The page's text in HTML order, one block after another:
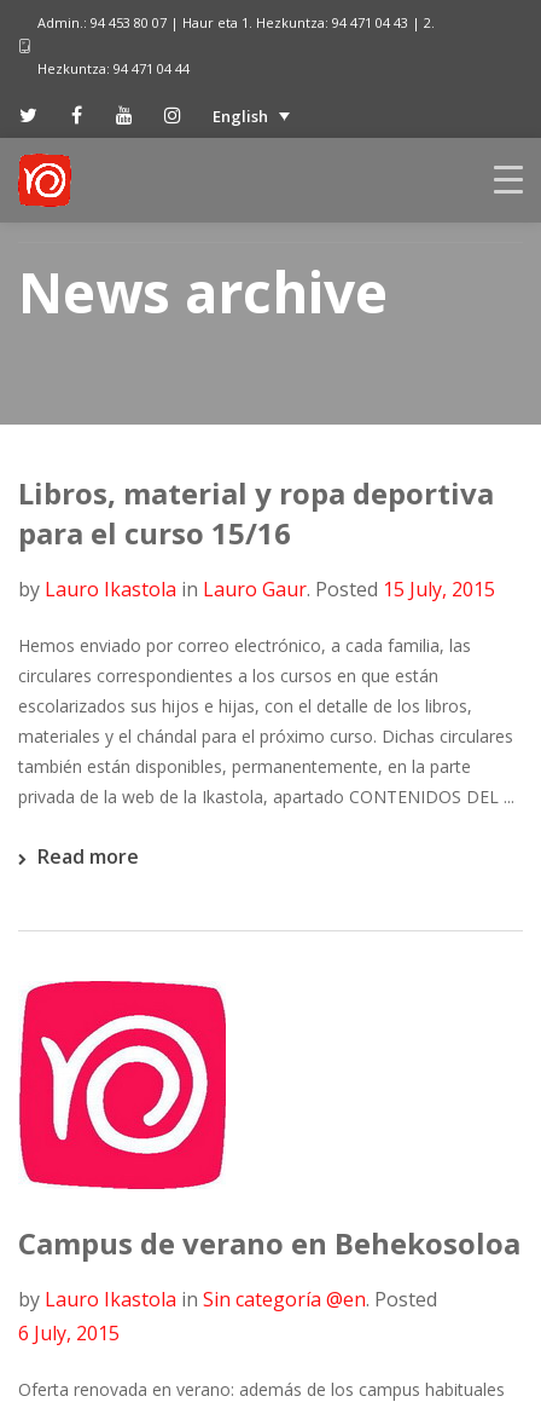
Admin.: 94 453 80 07 | Haur eta 1. Hezkuntza: 94 471 04 43 | 2.
Hezkuntza: 94 471 04 44
English
News archive
Libros, material y ropa deportiva
para el curso 15/16
by Lauro Ikastola in Lauro Gaur. Posted 15 July, 2015
Hemos enviado por correo electrónico, a cada familia, las
circulares correspondientes a los cursos en que están
escolarizados sus hijos e hijas, con el detalle de los libros,
materiales y el chándal para el próximo curso. Dichas circulares
también están disponibles, permanentemente, en la parte
privada de la web de la Ikastola, apartado CONTENIDOS DEL ...
Read more
Campus de verano en Behekosoloa
by Lauro Ikastola in Sin categoría @en. Posted
6 July, 2015
Oferta renovada en verano: además de los campus habituales